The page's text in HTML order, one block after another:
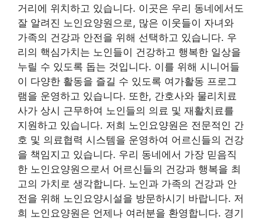
거리에 위치하고 있습니다. 이곳은 우리 동네에서도
잘 알려진 노인요양원으로, 많은 이웃들이 자녀와
가족의 건강과 안전을 위해 선택하고 있습니다. 우
리의 핵심가치는 노인들이 건강하고 행복한 일상을
누릴 수 있도록 돕는 것입니다. 이를 위해 시니어들
이 다양한 활동을 즐길 수 있도록 여가활동 프로그
램을 운영하고 있습니다. 또한, 간호사와 물리치료
사가 상시 근무하여 노인들의 의료 및 재활치료를
지원하고 있습니다. 저희 노인요양원은 전문적인 간
호 및 의료협력 시스템을 운영하여 어르신들의 건강
을 책임지고 있습니다. 우리 동네에서 가장 믿음직
한 노인요양원으로서 어르신들의 건강과 행복을 최
고의 가치로 생각합니다. 노인과 가족의 건강과 안
전을 위해 노인요양시설을 방문하시기 바랍니다. 저
희 노인요양원은 언제나 여러분을 환영합니다. 경기